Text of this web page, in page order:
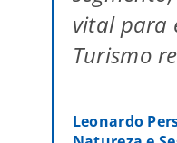
vital para
Turismo
Leonardo